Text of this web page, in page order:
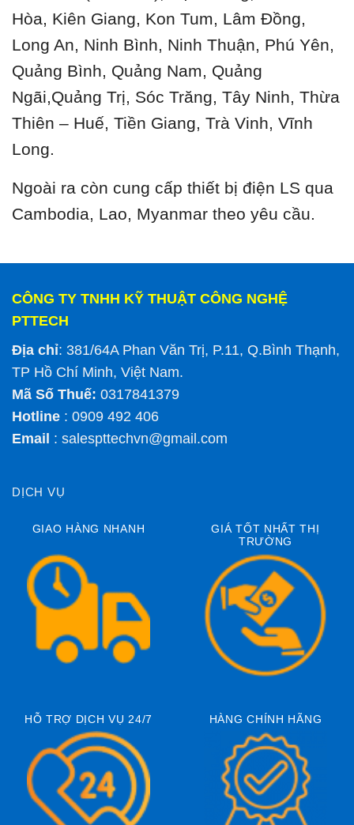
Hòa, Kiên Giang, Kon Tum, Lâm Đồng,
Long An, Ninh Bình, Ninh Thuận, Phú Yên,
Quảng Bình, Quảng Nam, Quảng
Ngãi,Quảng Trị, Sóc Trăng, Tây Ninh, Thừa
Thiên – Huế, Tiền Giang, Trà Vinh, Vĩnh
Long.
Ngoài ra còn cung cấp thiết bị điện LS qua
Cambodia, Lao, Myanmar theo yêu cầu.
CÔNG TY TNHH KỸ THUẬT CÔNG NGHỆ
PTTECH
Địa chỉ: 381/64A Phan Văn Trị, P.11, Q.Bình Thạnh,
TP Hồ Chí Minh, Việt Nam.
Mã Số Thuế: 0317841379
Hotline : 0909 492 406
Email : salespttechvn@gmail.com
DỊCH VỤ
GIAO HÀNG NHANH
GIÁ TỐT NHẤT THỊ
TRƯỜNG
HỖ TRỢ DỊCH VỤ 24/7 HÀNG CHÍNH HÃNG